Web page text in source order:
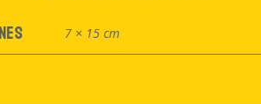
7 × 15 cm